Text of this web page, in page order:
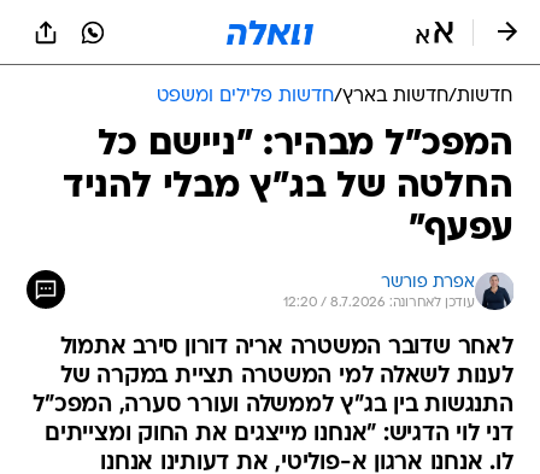
חדשות/חדשות בארץ/חדשות פלילים ומשפט
המפכ"ל מבהיר: "ניישם כל
החלטה של בג"ץ מבלי להניד
עפעף"
אפרת פורשר
עודכן לאחרונה: 8.7.2026 / 12:20
לאחר שדובר המשטרה אריה דורון סירב אתמול
לענות לשאלה למי המשטרה תציית במקרה של
התנגשות בין בג"ץ לממשלה ועורר סערה, המפכ"ל
דני לוי הדגיש: "אנחנו מייצגים את החוק ומצייתים
לו. אנחנו ארגון א-פוליטי, את דעותינו אנחנו